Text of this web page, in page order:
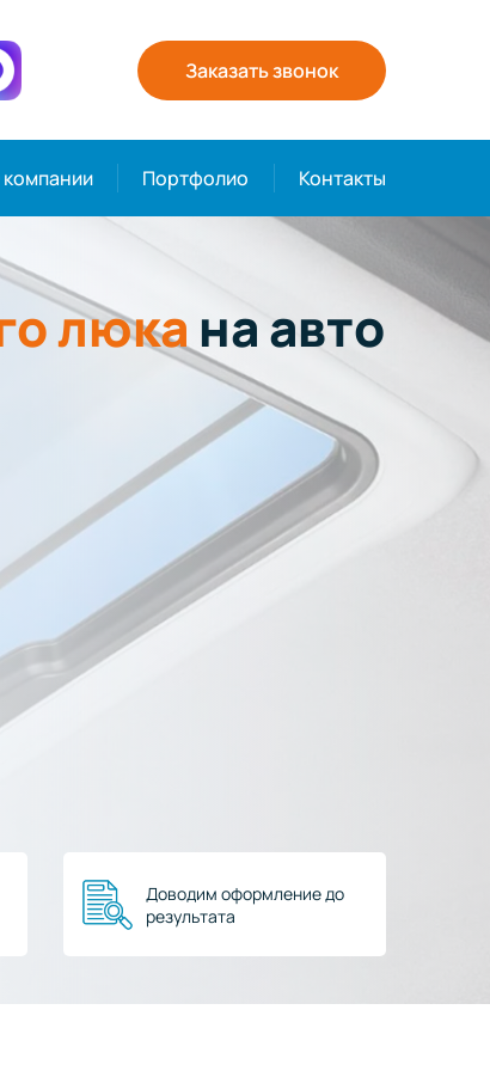
Заказать звонок
Портфолио Контакты
люкана авто
Доводим оформление до
результата